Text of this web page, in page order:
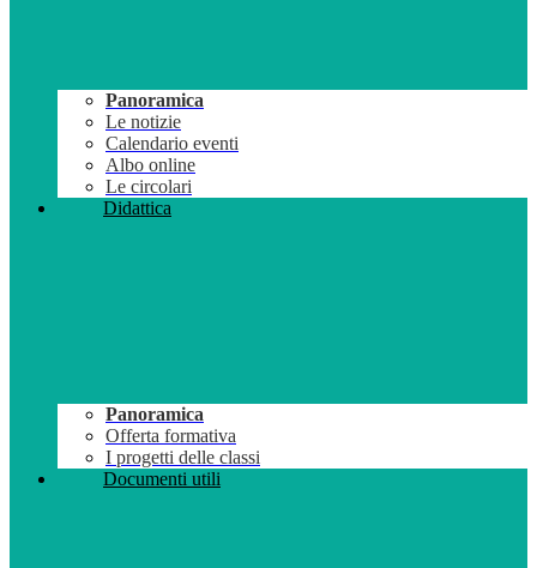
Panoramica
Le notizie
Calendario eventi
Albo online
Le circolari
Didattica
Panoramica
Offerta formativa
I progetti delle classi
Documenti utili